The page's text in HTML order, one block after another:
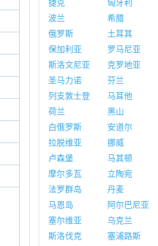
捷克
匈牙利
波兰
希腊
俄罗斯
土耳其
保加利亚
罗马尼亚
斯洛文尼亚
克罗地亚
圣马力诺
芬兰
列支敦士登
马耳他
荷兰
黑山
白俄罗斯
安道尔
拉脱维亚
挪威
卢森堡
马其顿
摩尔多瓦
立陶宛
法罗群岛
丹麦
马恩岛
阿尔巴尼亚
塞尔维亚
乌克兰
斯洛伐克
塞浦路斯